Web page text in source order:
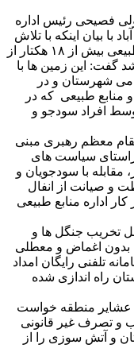
فصیحی رئیس اداره
با بیان اینکه با تلاش
و هوشیاری ماموران یگان حفاظت منابع طبیعی بیش از ۱۸ هکتار از
گفت: این زمین ها با
شهرستان و در
طبیعی که در
افراد سودجو و
معظم رهبری مبنی
راستای سیاست های
مقابله با سودجویان و
و صیانت از انفال
اداره منابع طبیعی
تخریب جنگل ها و
بدون اغماض و معطلی
تلفنی رایگان امداد
در این شهرستان راه اندازی شده
عشایر منطقه خواست
و تصرف غیر قانونی
و آتش سوزی را از